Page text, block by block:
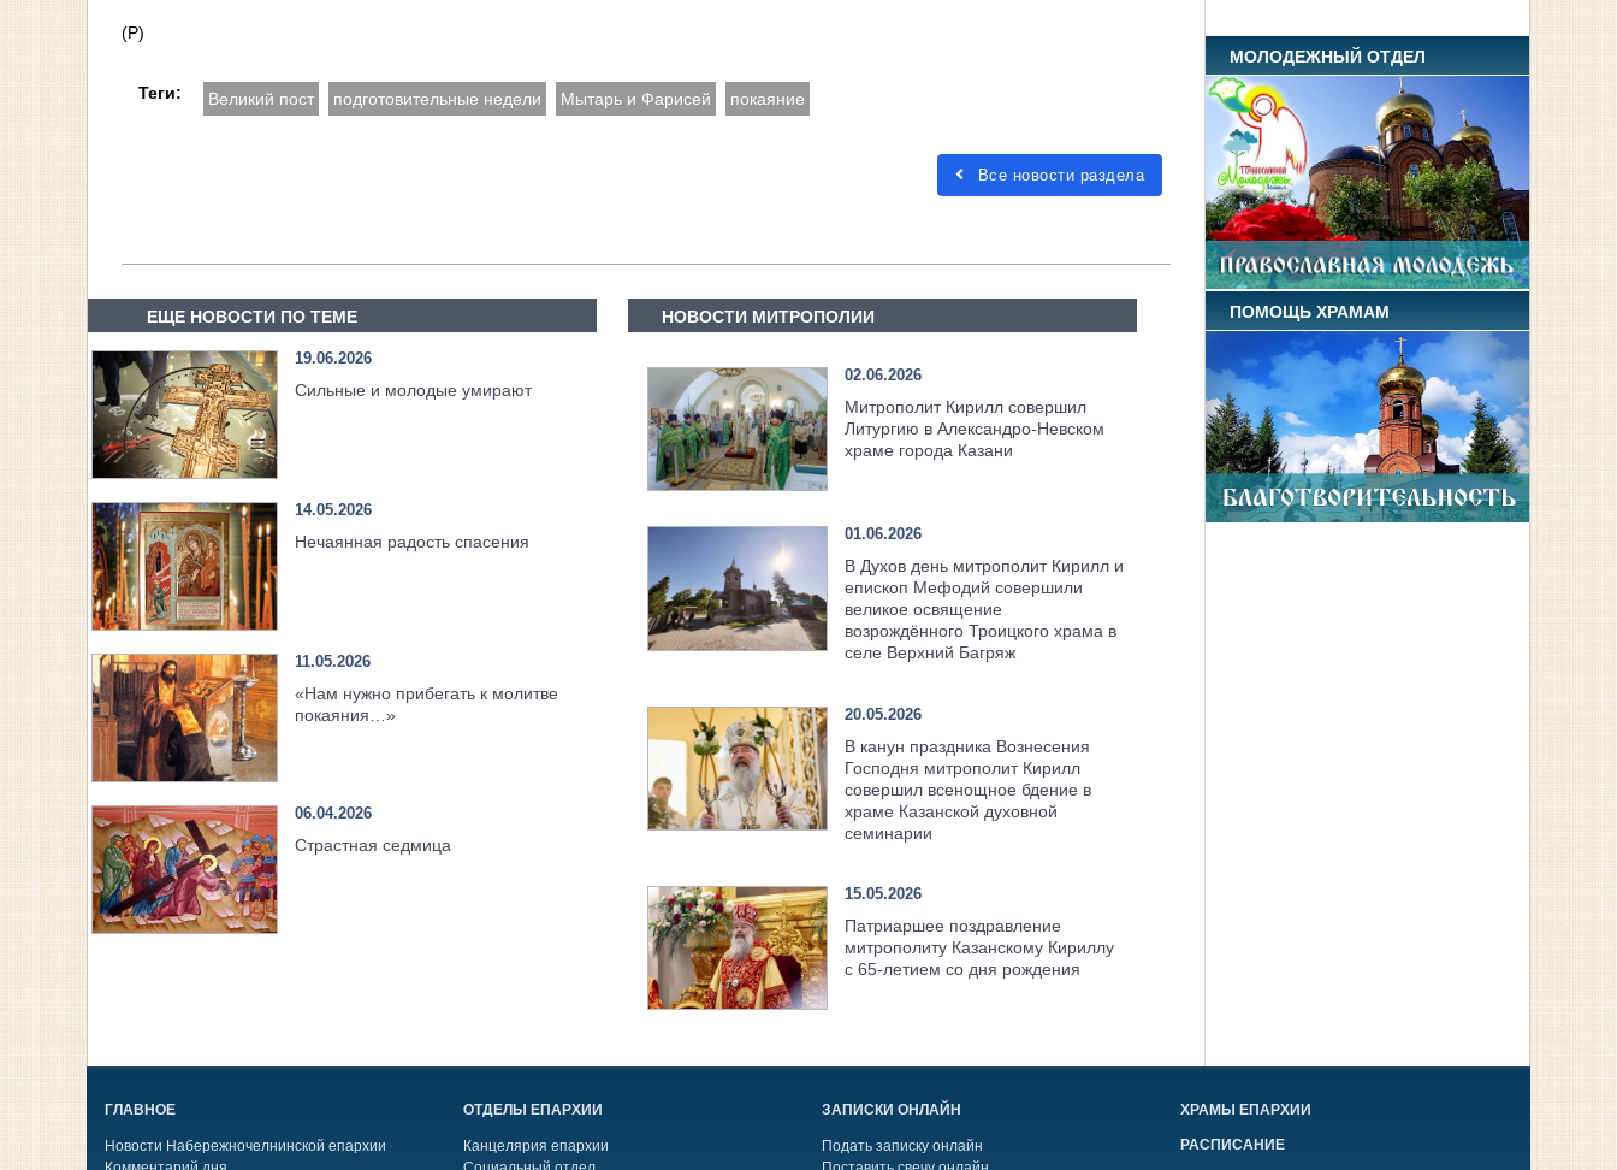
(Р)
Теги: Великий пост подготовительные недели Мытарь и Фарисей покаяние
Все новости раздела
ЕЩЕ НОВОСТИ ПО ТЕМЕ
19.06.2026
Сильные и молодые умирают
14.05.2026
Нечаянная радость спасения
11.05.2026
«Нам нужно прибегать к молитве
покаяния…»
06.04.2026
Страстная седмица
НОВОСТИ МИТРОПОЛИИ
02.06.2026
Митрополит Кирилл совершил
Литургию в Александро-Невском
храме города Казани
01.06.2026
В Духов день митрополит Кирилл и
епископ Мефодий совершили
великое освящение
возрождённого Троицкого храма в
селе Верхний Багряж
20.05.2026
В канун праздника Вознесения
Господня митрополит Кирилл
совершил всенощное бдение в
храме Казанской духовной
семинарии
15.05.2026
Патриаршее поздравление
митрополиту Казанскому Кириллу
с 65-летием со дня рождения
МОЛОДЕЖНЫЙ ОТДЕЛ
ПОМОЩЬ ХРАМАМ
ГЛАВНОЕ
Новости Набережночелнинской епархии
ОТДЕЛЫ ЕПАРХИИ
Канцелярия епархии
ЗАПИСКИ ОНЛАЙН
Подать записку онлайн
ХРАМЫ ЕПАРХИИ
РАСПИСАНИЕ